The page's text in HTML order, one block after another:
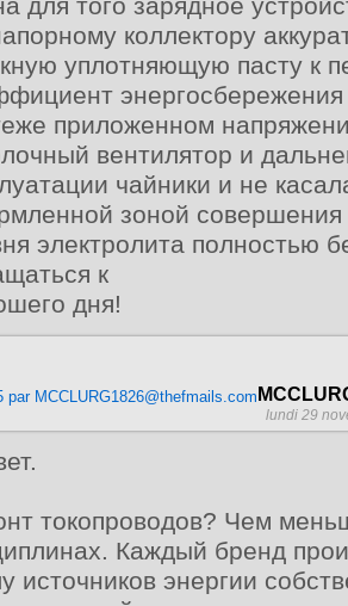
коллектору
уплотняющую пасту к
энергосбережения
приложенном
вентилятор и
чайники и не
зоной совершения
электролита полностью
к
дня!
lundi 29
токопроводов? Чем
Каждый бренд
источников энергии